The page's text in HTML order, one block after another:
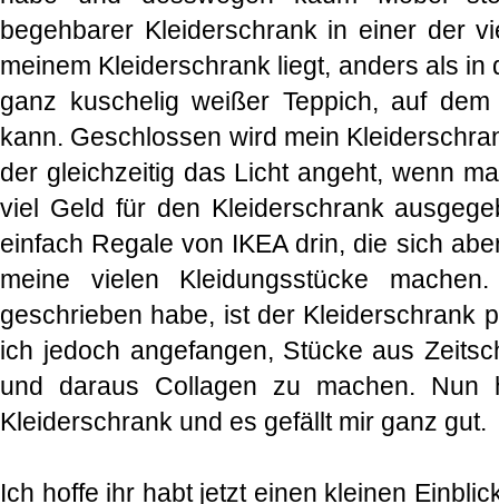
begehbarer Kleiderschrank in einer der
meinem Kleiderschrank liegt, anders als in
ganz kuschelig weißer Teppich, auf
kann. Geschlossen wird mein
der gleichzeitig das Licht angeht, wenn
viel Geld für den Kleiderschrank
einfach Regale von IKEA drin, die sich
meine vielen Kleidungsstücke
geschrieben habe, ist der Kleiderschrank
ich jedoch angefangen, Stücke aus
und daraus Collagen zu machen. Nun
Kleiderschrank und es gefällt mir ganz gut.
Ich hoffe ihr habt jetzt einen kleinen